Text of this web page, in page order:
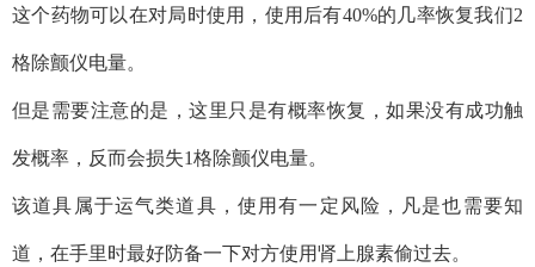
这个药物可以在对局时使用，使用后有40%的几率恢复我们2
格除颤仪电量。
但是需要注意的是，这里只是有概率恢复，如果没有成功触
发概率，反而会损失1格除颤仪电量。
该道具属于运气类道具，使用有一定风险，凡是也需要知
道，在手里时最好防备一下对方使用肾上腺素偷过去。